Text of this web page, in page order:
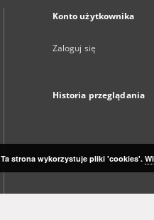
Konto użytkownika
Zaloguj się
Historia przeglądania
Ta strona wykorzystuje pliki 'cookies'.